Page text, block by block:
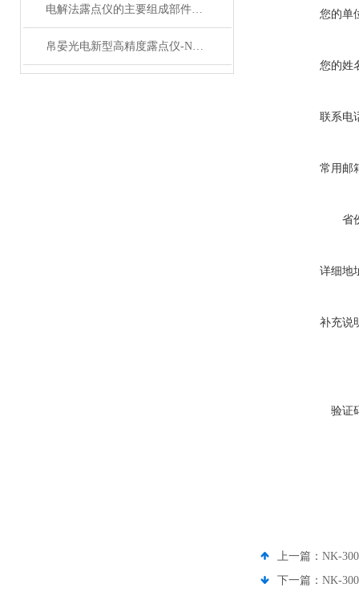
电解法露点仪的主要组成部件功能特点分享
帛晏光电新型高精度露点仪-NK-300系列露点仪
您的单
您的姓
联系电
常用邮
省
详细地
补充说
验证
上一篇： NK-
下一篇： NK-